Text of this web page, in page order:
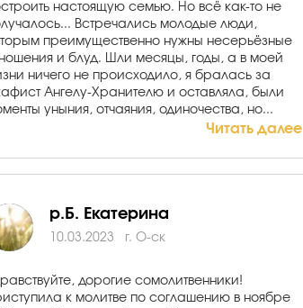
настоящую семью. Но всё как-то не
Встречались молодые люди,
преимущественно нужны несерьёзные
и блуд. Шли месяцы, годы, а в моей
ничего не происходило, я бралась за
Ангелу-Хранителю и оставляла, были
уныния, отчаяния, одиночества, но...
Читать далее
р.Б. Екатерина
10.03.2023 г. О-ск
дорогие сомолитвенники!
к молитве по соглашению в ноябре